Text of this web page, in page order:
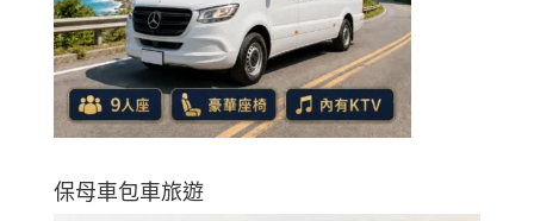
保母車包車旅遊